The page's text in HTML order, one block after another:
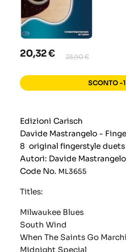
20,32 € 23,90 €
SCONTO -
Edizioni Carisch
Davide Mastrangelo -
8 original fingerstyle
Autori: Davide
Code No. ML3655
Titles:
Milwaukee Blues
South Wind
When The Saints Go
Midnight Special